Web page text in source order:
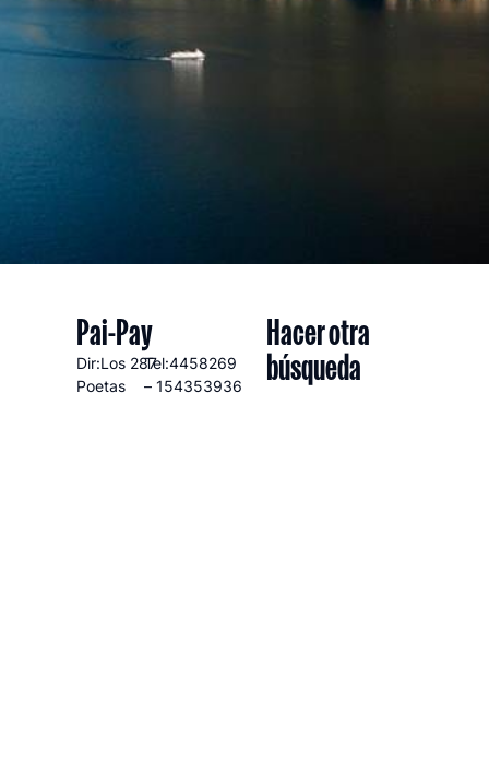
Pai-Pay
Dir:Los
Poetas
287Tel:4458269
– 154353936
Hacer otra
búsqueda